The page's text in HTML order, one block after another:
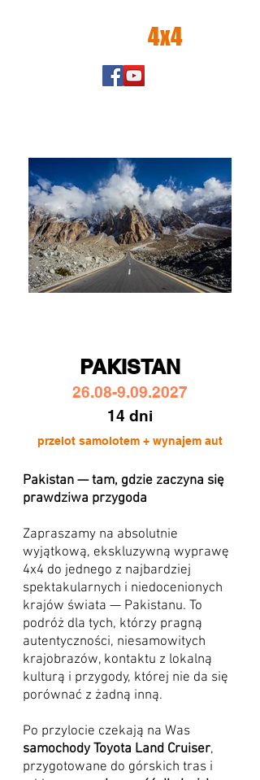
4x4
PAKISTAN
26.08-9.09.2027
14 dni
przelot samolotem + wynajem aut
Pakistan — tam, gdzie zaczyna się
prawdziwa przygoda
Zapraszamy na absolutnie
wyjątkową, ekskluzywną wyprawę
4x4 do jednego z najbardziej
spektakularnych i niedocenionych
krajów świata — Pakistanu. To
podróż dla tych, którzy pragną
autentyczności, niesamowitych
krajobrazów, kontaktu z lokalną
kulturą i przygody, której nie da się
porównać z żadną inną.
Po przylocie czekają na Was
samochody Toyota Land Cruiser,
przygotowane do górskich tras i